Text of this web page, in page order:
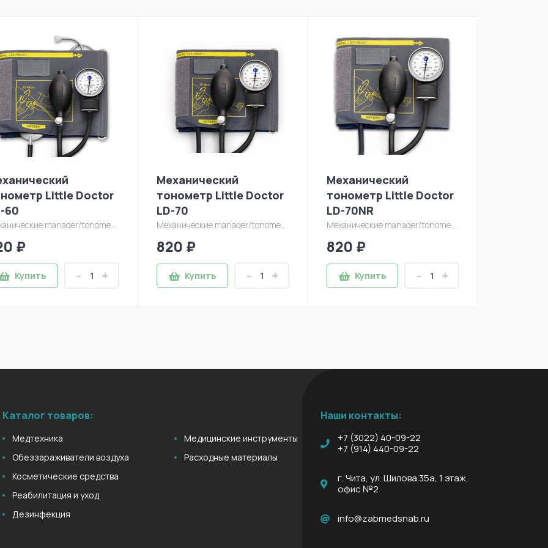
Little Doctor
60
manager/tonometry/ld-60-1.jpg
₽
Купить - +
Механический
тонометр Little Doctor
LD-70
Механические manager/tonometry/ld-70-fullsize.jpg
820 ₽
Купить - +
Механический
тонометр Little Doctor
LD-70NR
Механические manager/tonometry/ld-70(nr)-fullsize.jpg
820 ₽
Купить - +
Каталог товаров:
Медтехника
Обеззараживатели воздуха
Косметические средства
Реабилитация и уход
Дезинфекция
Медицинские инструменты
Расходные материалы
Наши контакты:
+7 (3022) 40-09-22
+7 (914) 440-09-22
г. Чита, ул. Шилова 35а, 1 этаж,
офис №2
info@zabmedsnab.ru